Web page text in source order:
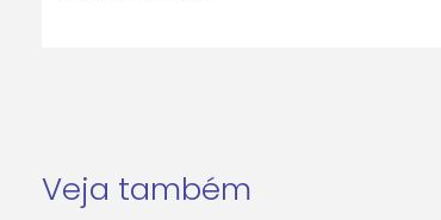
Veja também